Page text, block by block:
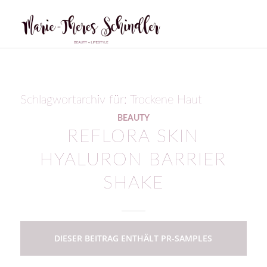
Schlagwortarchiv für: Trockene Haut
BEAUTY
REFLORA SKIN
HYALURON BARRIER
SHAKE
DIESER BEITRAG ENTHÄLT PR-SAMPLES